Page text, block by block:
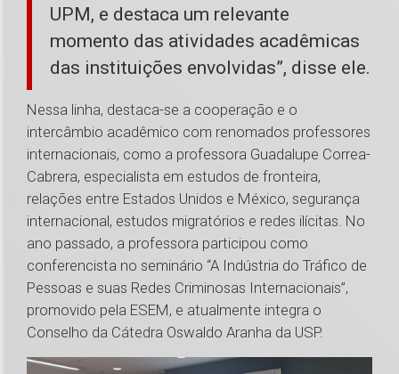
UPM, e destaca um relevante
momento das atividades acadêmicas
das instituições envolvidas”, disse ele.
Nessa linha, destaca-se a cooperação e o
intercâmbio acadêmico com renomados professores
internacionais, como a professora Guadalupe Correa-
Cabrera, especialista em estudos de fronteira,
relações entre Estados Unidos e México, segurança
internacional, estudos migratórios e redes ilícitas. No
ano passado, a professora participou como
conferencista no seminário “A Indústria do Tráfico de
Pessoas e suas Redes Criminosas Internacionais”,
promovido pela ESEM, e atualmente integra o
Conselho da Cátedra Oswaldo Aranha da USP.